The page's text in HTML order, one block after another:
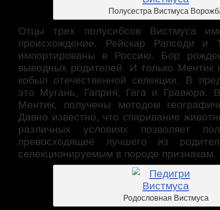
Полусестра Вистмуса
Отцы трех полусибсов Вистмуса
происхождение. Рейскар Рапсоди и
импортированы в Россию. Бор
выводных родителей. И только Ментик
кобыл отечественной селекции. В
это Мугань, Гаприя, Гага и Гравюра.
Ментик, получены методом
Давно известно, что спаривание
различных условиях позволяет
превосходящее лучшего из
селекционируемым в породе признакам.
Родословная Вистмуса